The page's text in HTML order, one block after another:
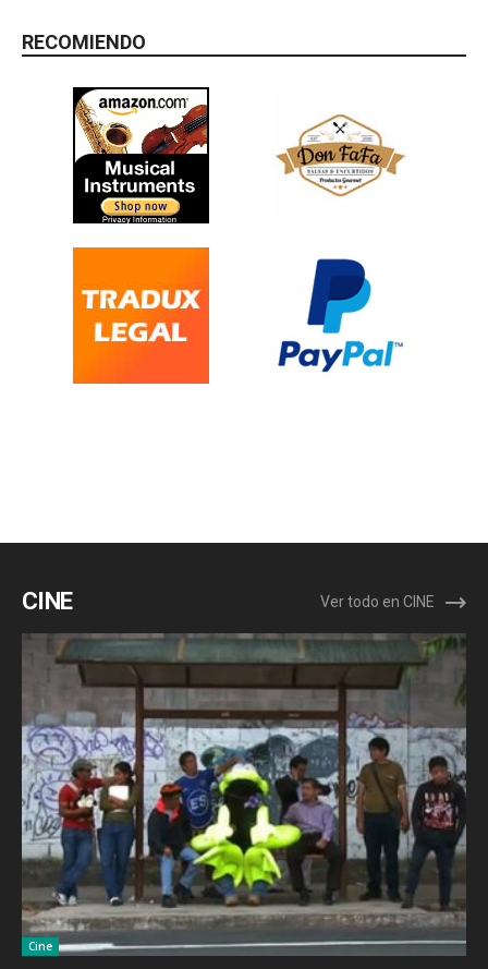
RECOMIENDO
CINE Ver todo en CINE
Cine